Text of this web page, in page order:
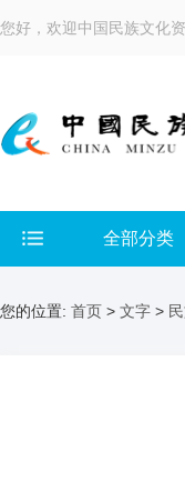
您好，欢迎中国民族文化资
全部分类
您的位置: 首页 > 文字 >